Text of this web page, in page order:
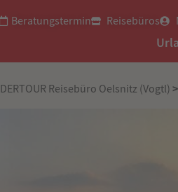
Beratungstermin Reisebüros
DERTOUR Reisebüro Oelsnitz (Vogtl)